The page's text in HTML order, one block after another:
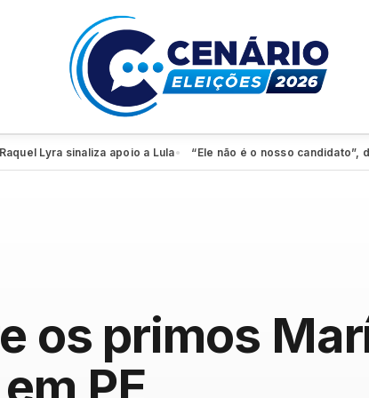
Lyra sinaliza apoio a Lula “Ele não é o nosso candidato”, diz
os primos